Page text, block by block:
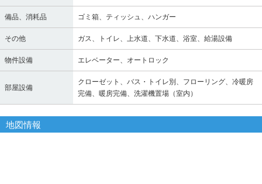
備品、消耗品 ゴミ箱、ティッシュ、ハンガー
その他 ガス、トイレ、上水道、下水道、浴室、給湯設備
物件設備 エレベーター、オートロック
部屋設備
クローゼット、バス・トイレ別、フローリング、冷暖房
完備、暖房完備、洗濯機置場（室内）
地図情報